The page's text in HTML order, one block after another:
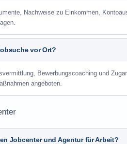
Nachweise zu Einkommen,
vor Ort?
Bewerbungscoaching und
angeboten.
Jobcenter und Agentur für Arbeit?